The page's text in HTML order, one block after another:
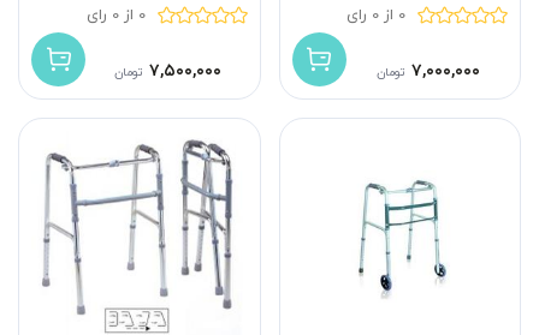
0 از 0 رای
۷,۰۰۰,۰۰۰ تومان
0 از 0 رای
۷,۵۰۰,۰۰۰ تومان